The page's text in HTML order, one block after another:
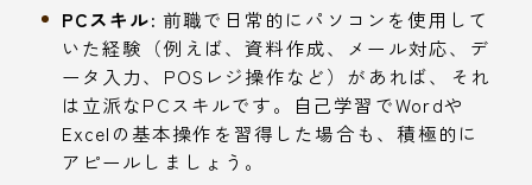
PCスキル: 前職で日常的にパソコンを使用して
いた経験（例えば、資料作成、メール対応、デ
ータ入力、POSレジ操作など）があれば、それ
は立派なPCスキルです。自己学習でWordや
Excelの基本操作を習得した場合も、積極的に
アピールしましょう。